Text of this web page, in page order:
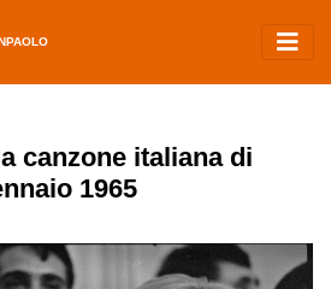
canzone italiana di
1965